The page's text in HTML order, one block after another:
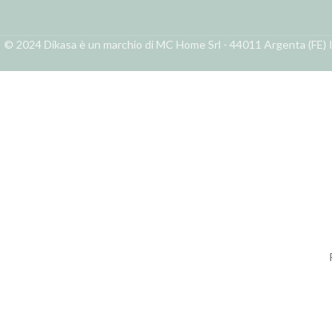
© 2024 Dikasa è un marchio di MC Home Srl - 44011 Argenta